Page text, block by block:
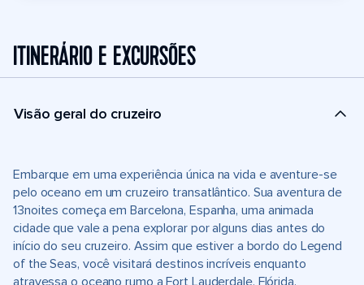
ITINERÁRIO E EXCURSÕES
Visão geral do cruzeiro
Embarque em uma experiência única na vida e aventure-se
pelo oceano em um cruzeiro transatlântico. Sua aventura de
13noites começa em Barcelona, Espanha, uma animada
cidade que vale a pena explorar por alguns dias antes do
início do seu cruzeiro. Assim que estiver a bordo do Legend
of the Seas, você visitará destinos incríveis enquanto
atravessa o oceano rumo a Fort Lauderdale, Flórida.